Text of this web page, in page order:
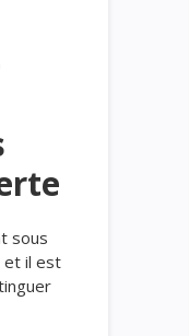
sous
et il est